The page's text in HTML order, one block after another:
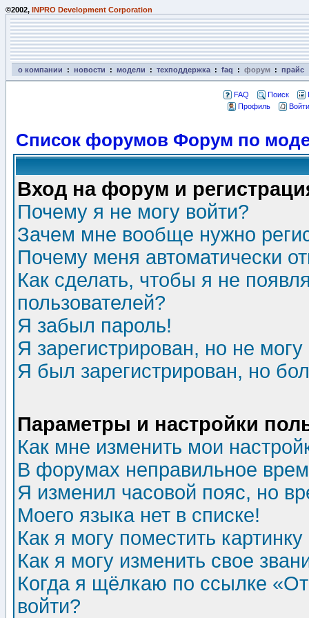
©2002, INPRO Development Corporation
о компании : новости : модели : техподдержка : faq : форум : прайс
FAQ Поиск
Профиль
Список форумов Форум по
Вход на форум и
Почему я не могу войти?
Зачем мне вообще нужно
Почему меня автоматически
Как сделать, чтобы я не
пользователей?
Я забыл пароль!
Я зарегистрирован, но не могу
Я был зарегистрирован, но
Параметры и настройки
Как мне изменить мои
В форумах неправильное
Я изменил часовой пояс, но
Моего языка нет в списке!
Как я могу поместить
Как я могу изменить свое
Когда я щёлкаю по ссылке
войти?